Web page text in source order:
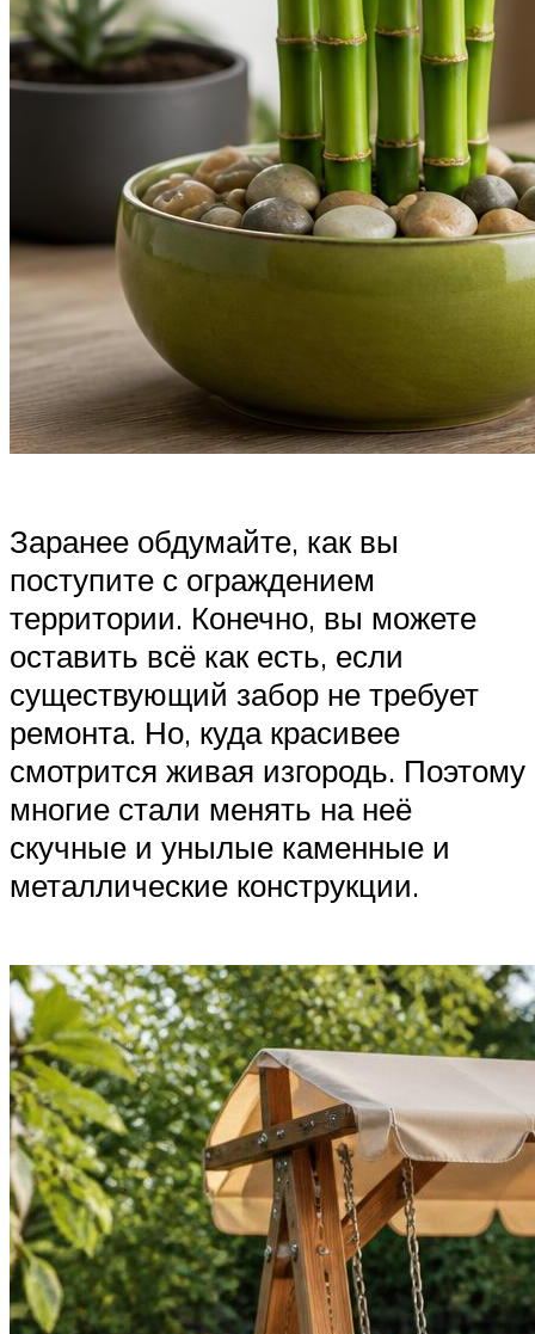
Заранее обдумайте, как вы
поступите с ограждением
территории. Конечно, вы можете
оставить всё как есть, если
существующий забор не требует
ремонта. Но, куда красивее
смотрится живая изгородь. Поэтому
многие стали менять на неё
скучные и унылые каменные и
металлические конструкции.